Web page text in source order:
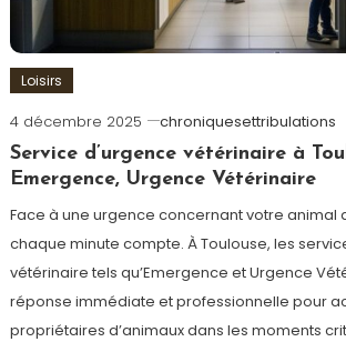
Loisirs
4 décembre 2025
chroniquesettribulations
Service d’urgence vétérinaire à
Emergence, Urgence Vétérinaire
Face à une urgence concernant votre animal
chaque minute compte. À Toulouse, les
vétérinaire tels qu’Emergence et Urgence
réponse immédiate et professionnelle pour
propriétaires d’animaux dans les moments